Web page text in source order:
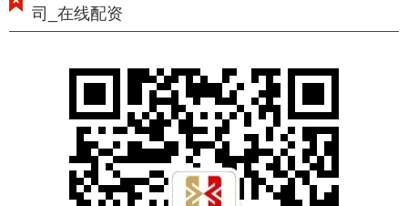
司_在线配资